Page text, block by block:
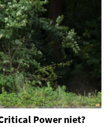
Power niet?